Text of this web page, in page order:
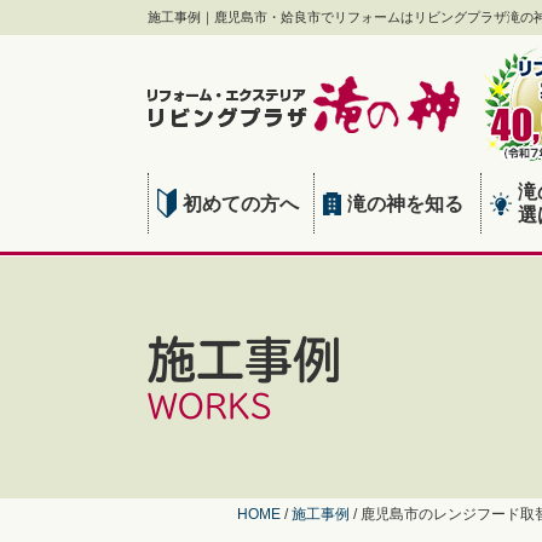
施工事例｜鹿児島市・姶良市でリフォームはリビングプラザ滝の
初めての方へ 滝の神を知る
滝
選
施工事例
WORKS
HOME /施工事例 / 鹿児島市のレンジフード